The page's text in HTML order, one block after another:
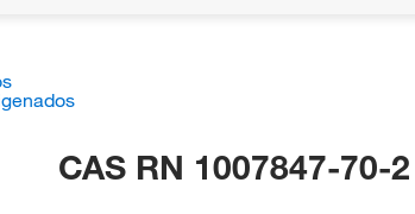
CAS RN 1007847-70-2